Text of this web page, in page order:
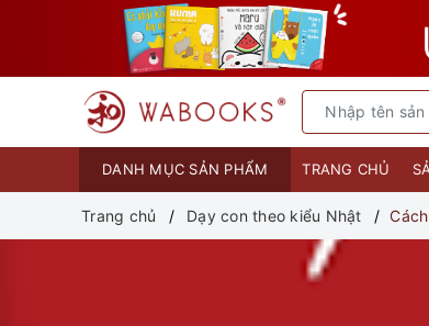
DANH MỤC SẢN PHẨM TRANG CHỦ
Trang chủ Dạy con theo kiểu Nhật